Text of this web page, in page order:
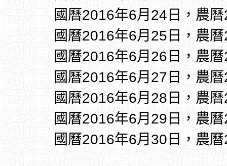
國曆2016年6月24日，農
國曆2016年6月25日，農
國曆2016年6月26日，農
國曆2016年6月27日，農
國曆2016年6月28日，農
國曆2016年6月29日，農
國曆2016年6月30日，農